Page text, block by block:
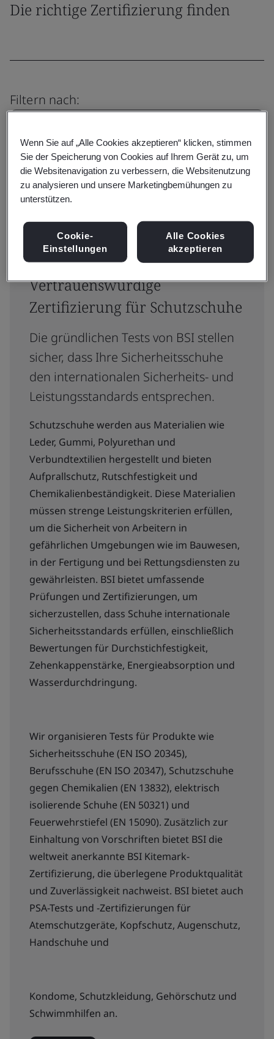
Die richtige Zertifizierung finden
Filtern nach:
Zurücksetzen Einreichen
Vertrauenswürdige
Zertifizierung für Schutzschuhe
Die gründlichen Tests von BSI stellen
sicher, dass Ihre Sicherheitsschuhe
den internationalen Sicherheits- und
Leistungsstandards entsprechen.
Schutzschuhe werden aus Materialien wie
Leder, Gummi, Polyurethan und
Verbundtextilien hergestellt und bieten
Aufprallschutz, Rutschfestigkeit und
Chemikalienbeständigkeit. Diese Materialien
müssen strenge Leistungskriterien erfüllen,
um die Sicherheit von Arbeitern in
gefährlichen Umgebungen wie im Bauwesen,
in der Fertigung und bei Rettungsdiensten zu
gewährleisten. BSI bietet umfassende
Prüfungen und Zertifizierungen, um
sicherzustellen, dass Schuhe internationale
Sicherheitsstandards erfüllen, einschließlich
Bewertungen für Durchstichfestigkeit,
Zehenkappenstärke, Energieabsorption und
Wasserdurchdringung.
Wir organisieren Tests für Produkte wie
Sicherheitsschuhe (EN ISO 20345),
Berufsschuhe (EN ISO 20347), Schutzschuhe
gegen Chemikalien (EN 13832), elektrisch
isolierende Schuhe (EN 50321) und
Feuerwehrstiefel (EN 15090). Zusätzlich zur
Einhaltung von Vorschriften bietet BSI die
weltweit anerkannte BSI Kitemark-
Zertifizierung, die überlegene Produktqualität
und Zuverlässigkeit nachweist. BSI bietet auch
PSA-Tests und -Zertifizierungen für
Atemschutzgeräte, Kopfschutz, Augenschutz,
Handschuhe und
Kondome, Schutzkleidung, Gehörschutz und
Schwimmhilfen an.
Wenn Sie auf „Alle Cookies akzeptieren“ klicken, stimmen
Sie der Speicherung von Cookies auf Ihrem Gerät zu, um
die Websitenavigation zu verbessern, die Websitenutzung
zu analysieren und unsere Marketingbemühungen zu
unterstützen.
Cookie-
Einstellungen
Alle Cookies
akzeptieren